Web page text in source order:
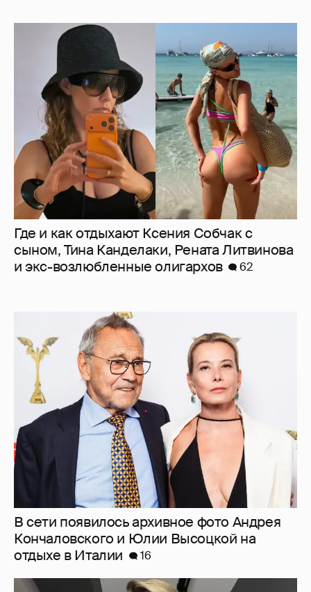
Где и как отдыхают Ксения Собчак с
сыном, Тина Канделаки, Рената Литвинова
и экс-возлюбленные олигархов
62
В сети появилось архивное фото Андрея
Кончаловского и Юлии Высоцкой на
отдыхе в Италии
16